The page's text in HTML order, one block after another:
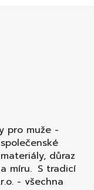
pro muže -
důraz
míru. S tradicí
- všechna